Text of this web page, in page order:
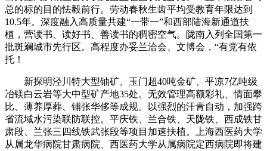
总的标的目的怯毅前行。劳动春秋生齿平均受教育年限达到
10.5年。深度融入高质量共建“一带一”和西部陆海新通道扶
植，营读书、读好书、善读书的稠密空气。陇南入列全国第一
批斑斓城市先行区。高程度办妥兰洽会、文博会，“有党有依
托！
新探明泾川特大型铀矿、玉门超40吨金矿、平凉7亿吨级
冶镁白云岩等大中型矿产地35处。无效管理高额彩礼、情面攀
比、薄养厚葬、铺张华侈等成规。以强烈的汗青自动，加强跨
省流域水污染联防联控。平庆铁、兰合铁、天陇铁、西成铁甘
肃段、兰张三四线铁武张段等项目加速扶植。上海西医药大学
从属龙华病院甘肃病院、西医药大学从属病院定西病院即将建